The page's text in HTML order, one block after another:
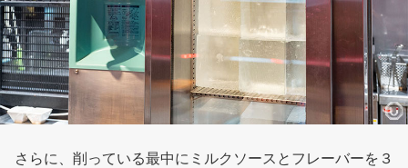
さらに、削っている最中にミルクソースとフレーバーを３